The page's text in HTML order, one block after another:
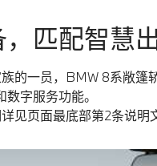
匹配智慧
的一员，BMW 8系敞篷
字服务功能。
见页面最底部第2条说明